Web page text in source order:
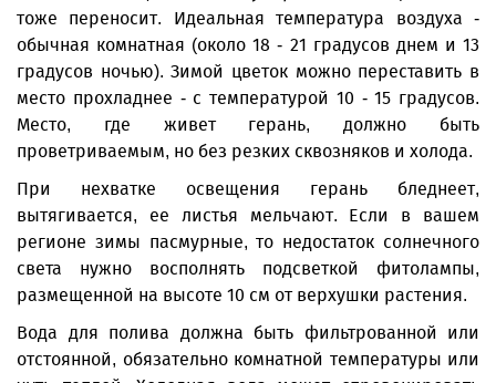
тоже переносит. Идеальная температура воздуха -
обычная комнатная (около 18 - 21 градусов днем и 13
градусов ночью). Зимой цветок можно переставить в
место прохладнее - с температурой 10 - 15 градусов.
Место, где живет герань, должно быть
проветриваемым, но без резких сквозняков и холода.
При нехватке освещения герань бледнеет,
вытягивается, ее листья мельчают. Если в вашем
регионе зимы пасмурные, то недостаток солнечного
света нужно восполнять подсветкой фитолампы,
размещенной на высоте 10 см от верхушки растения.
Вода для полива должна быть фильтрованной или
отстоянной, обязательно комнатной температуры или